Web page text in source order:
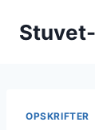
OPSKRIFTER